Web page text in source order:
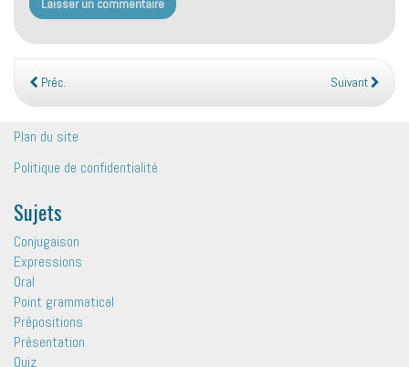
Préc. Suivant
Plan du site
Politique de confidentialité
Sujets
Conjugaison
Expressions
Oral
Point grammatical
Prépositions
Présentation
Quiz